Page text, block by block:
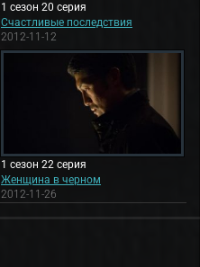
1 сезон 20 серия
Счастливые последствия
2012-11-12
1 сезон 22 серия
Женщина в черном
2012-11-26